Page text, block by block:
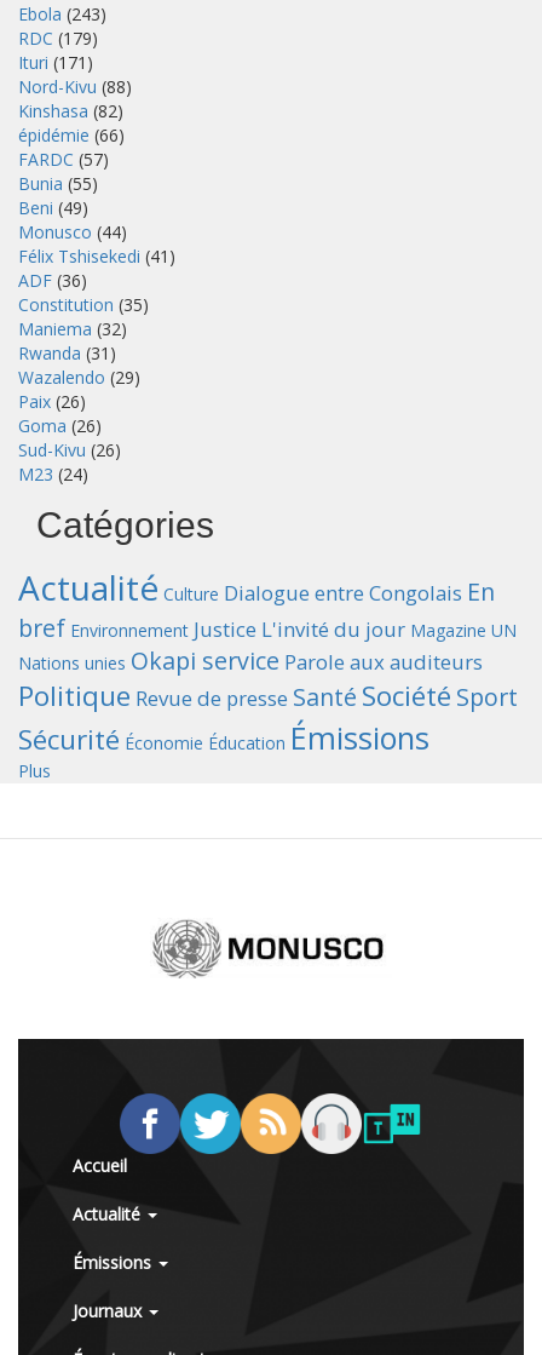
Ebola (243)
RDC (179)
Ituri (171)
Nord-Kivu (88)
Kinshasa (82)
épidémie (66)
FARDC (57)
Bunia (55)
Beni (49)
Monusco (44)
Félix Tshisekedi (41)
ADF (36)
Constitution (35)
Maniema (32)
Rwanda (31)
Wazalendo (29)
Paix (26)
Goma (26)
Sud-Kivu (26)
M23 (24)
Catégories
Actualité Culture Dialogue entre Congolais En
bref Environnement Justice L'invité du jour Magazine UN
Nations unies Okapi service Parole aux auditeurs
Politique Revue de presse Santé Société Sport
Sécurité Économie Éducation Émissions
Plus
Accueil
Actualité
Émissions
Journaux